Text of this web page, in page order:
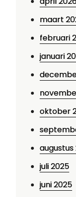
maart
februari
januari
oktober
augustus
juli 2025
juni 2025